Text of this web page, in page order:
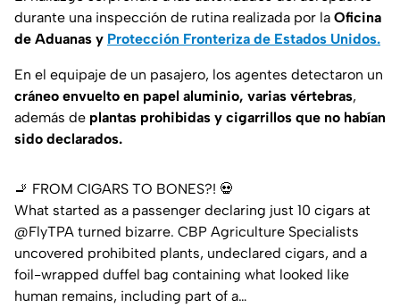
durante una inspección de rutina realizada por la Oficina
de Aduanas y Protección Fronteriza de Estados Unidos.
En el equipaje de un pasajero, los agentes detectaron un
cráneo envuelto en papel aluminio, varias vértebras,
además de plantas prohibidas y cigarrillos que no habían
sido declarados.
🚬 FROM CIGARS TO BONES?! 💀
What started as a passenger declaring just 10 cigars at
@FlyTPA turned bizarre. CBP Agriculture Specialists
uncovered prohibited plants, undeclared cigars, and a
foil-wrapped duffel bag containing what looked like
human remains, including part of a…